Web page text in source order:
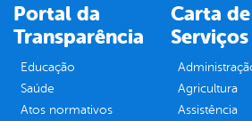
Portal da
Transparência
Educação
Saúde
Atos normativos
Carta de
Serviços
Agricultura
Assistência